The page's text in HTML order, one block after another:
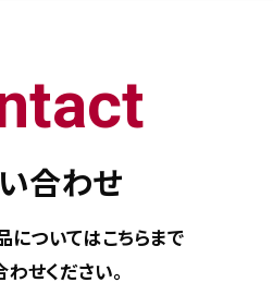
合わせ
についてはこちらまで
せください。